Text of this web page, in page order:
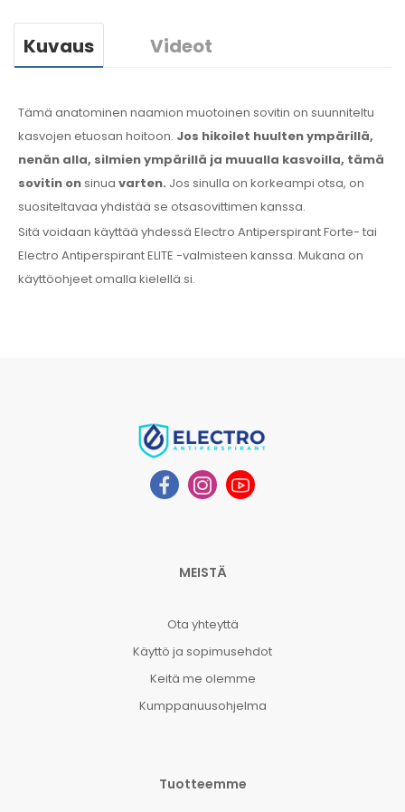
Kuvaus Videot
Tämä anatominen naamion muotoinen sovitin on suunniteltu
kasvojen etuosan hoitoon. Jos hikoilet huultenympärillä,
nenän alla, silmien ympärillä ja muualla kasvoilla, tämä
sovitin onsinua varten. Jos sinulla on korkeampi otsa, on
suositeltavaa yhdistää se otsasovittimen kanssa.
Sitä voidaan käyttää yhdessä Electro Antiperspirant Forte- tai
Electro Antiperspirant ELITE -valmisteen kanssa. Mukana on
käyttöohjeetomalla kielellä si.
MEISTÄ
Ota yhteyttä
Käyttö ja sopimusehdot
Keitä me olemme
Kumppanuusohjelma
Tuotteemme